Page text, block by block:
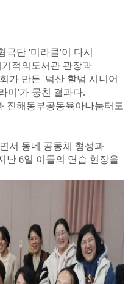
극단 '미라클'이 다시
적의도서관 관장과
가 만든 '덕산 할범 시니어
미 '가 뭉친 결과다.
진해동부공동육아나눔터도
서 동네 공동체 형성과
난 6일 이들의 연습 현장을